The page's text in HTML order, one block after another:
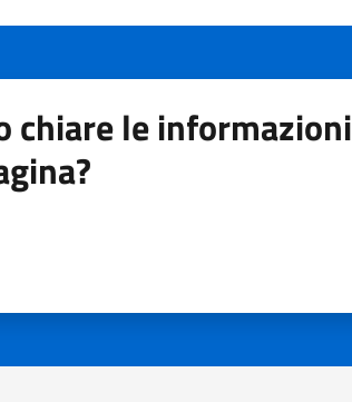
chiare le informazioni